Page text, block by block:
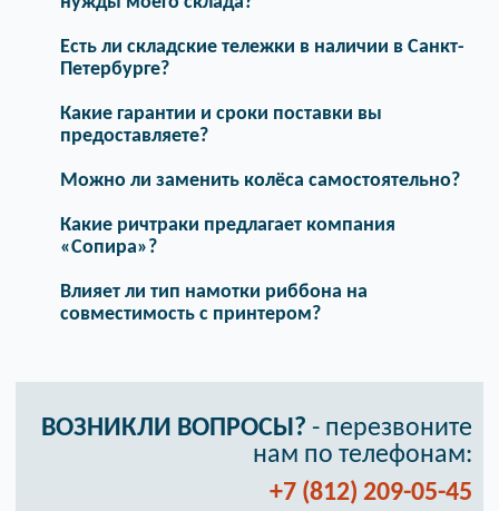
Есть ли складские тележки в наличии в Санкт-
Петербурге?
Какие гарантии и сроки поставки вы
предоставляете?
Можно ли заменить колёса самостоятельно?
Какие ричтраки предлагает компания
«Сопира»?
Влияет ли тип намотки риббона на
совместимость с принтером?
ВОЗНИКЛИ ВОПРОСЫ? - перезвоните
нам по телефонам:
+7 (812) 209-05-45